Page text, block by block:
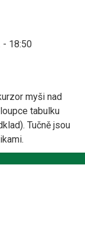
- 18:50
myši nad
tabulku
Tučně jsou